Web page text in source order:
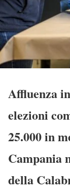
Affluenza
elezioni
25.000 in
Campania
della